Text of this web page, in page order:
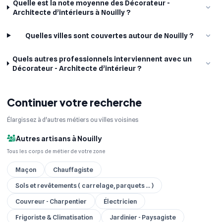
Quelle est la note moyenne des Décorateur -
Architecte d’intérieurs à Nouilly ?
Quelles villes sont couvertes autour de Nouilly ?
Quels autres professionnels interviennent avec un
Décorateur - Architecte d’intérieur ?
Continuer votre recherche
Élargissez à d'autres métiers ou villes voisines
Autres artisans à Nouilly
Tous les corps de métier de votre zone
Maçon
Chauffagiste
Sols et revêtements ( carrelage, parquets ... )
Couvreur - Charpentier
Électricien
Frigoriste & Climatisation
Jardinier - Paysagiste